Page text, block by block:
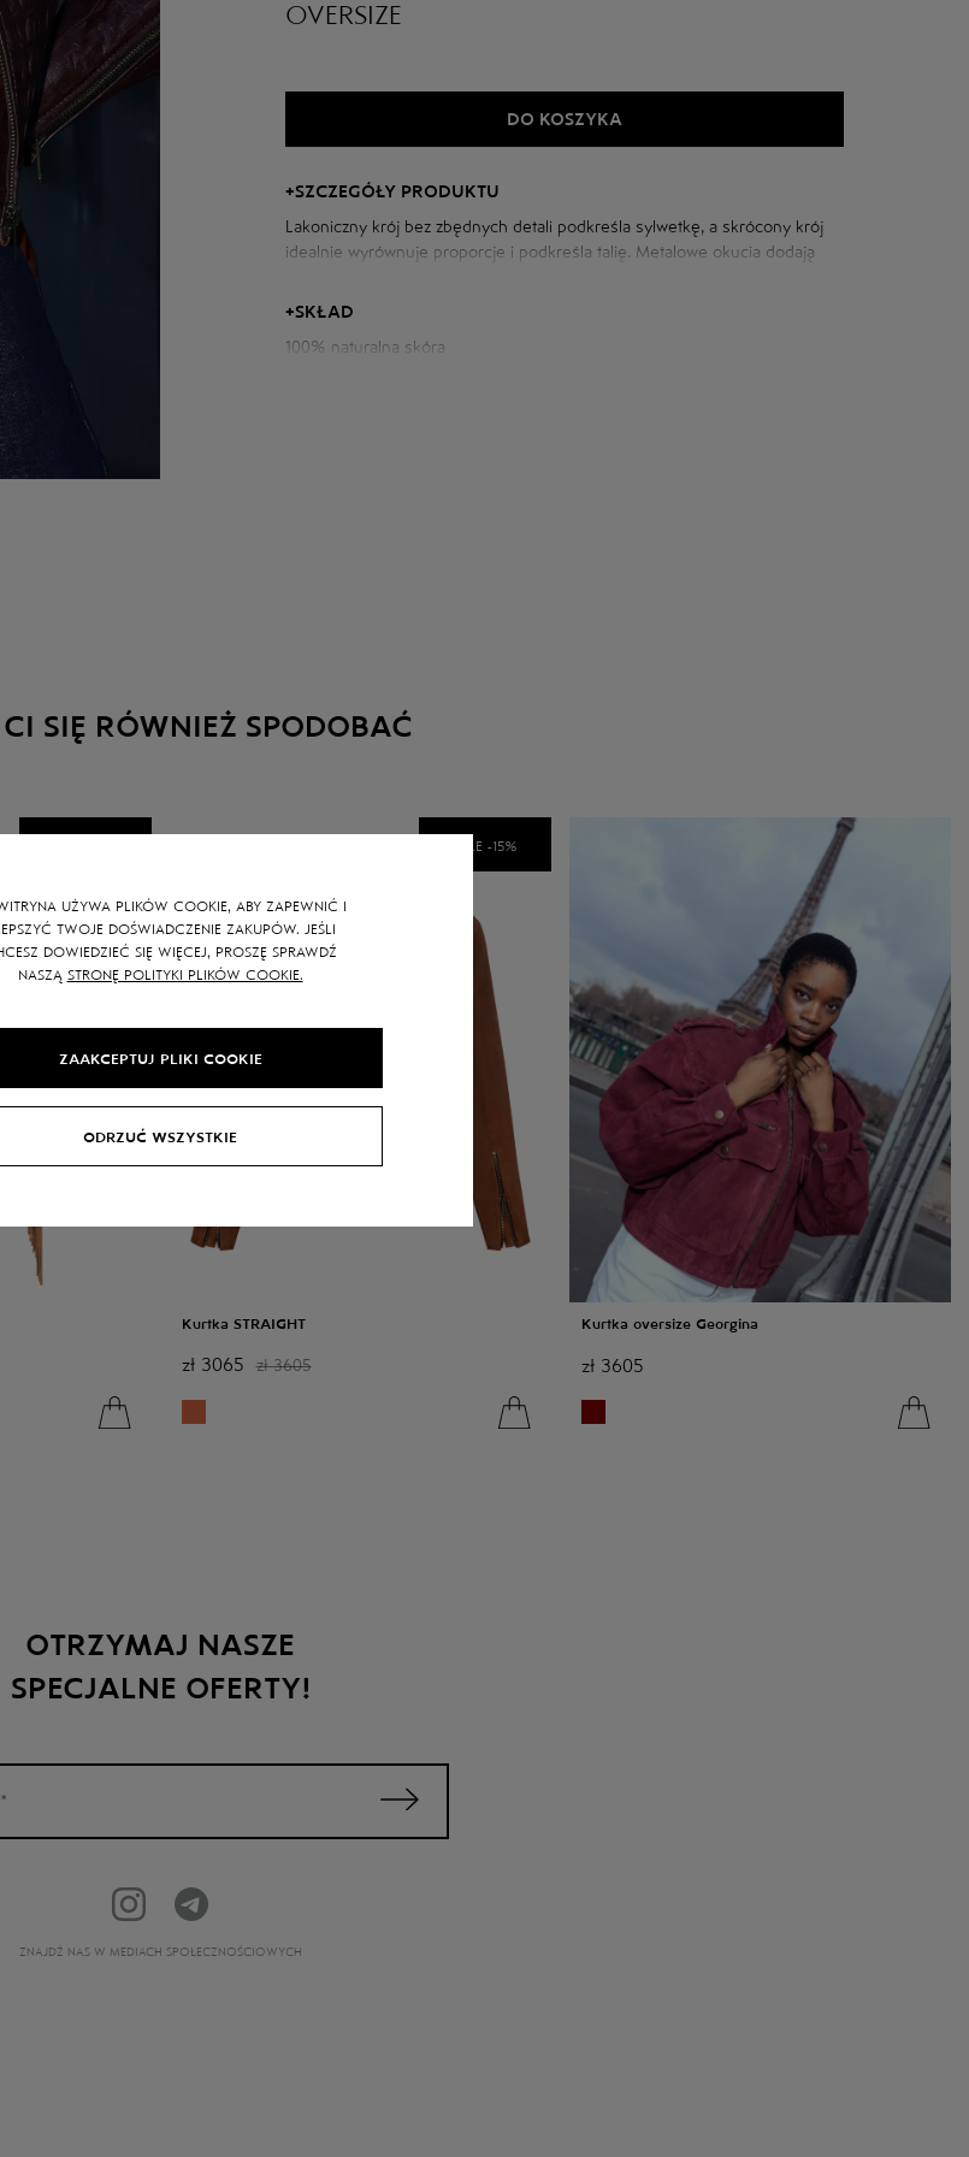
UŻYWA PLIKÓW COOKIE, ABY ZAPEWNIĆ I
TWOJE DOŚWIADCZENIE ZAKUPÓW. JEŚLI
DOWIEDZIEĆ SIĘ WIĘCEJ, PROSZĘ SPRAWDŹ
NASZĄ STRONĘ POLITYKI PLIKÓW COOKIE.
ZAAKCEPTUJ PLIKI COOKIE
ODRZUĆ WSZYSTKIE
OVERSIZE
DO KOSZYKA
+SZCZEGÓŁY PRODUKTU
Lakoniczny krój bez zbędnych detali podkreśla sylwetkę, a skrócony krój
idealnie wyrównuje proporcje i podkreśla talię. Metalowe okucia dodają
Skóra jest miękka, gęsta i odporna na zużycie – dobrze trzyma kształt i
+SKŁAD
100% naturalna skóra
SIĘ RÓWNIEŻ SPODOBAĆ
Kurtka STRAIGHT
zł 3065 zł 3605
SALE -15%
Kurtka oversize Georgina
zł 3605
OTRZYMAJ NASZE
SPECJALNE OFERTY!
ZNAJDŹ NAS W MEDIACH SPOŁECZNOŚCIOWYCH